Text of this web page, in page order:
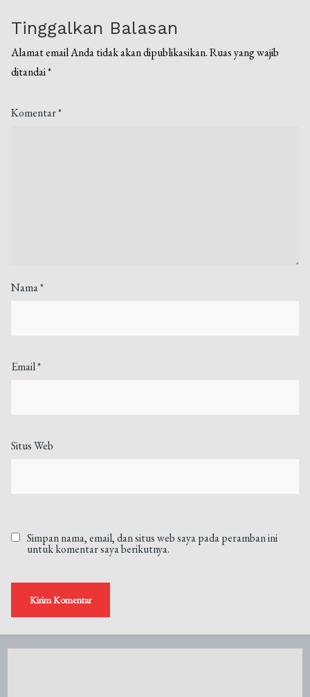
Tinggalkan Balasan
Alamat email Anda tidak akan dipublikasikan. Ruas yang wajib
ditandai*
Komentar*
Nama*
Email*
Situs Web
Simpan nama, email, dan situs web saya pada peramban ini
untuk komentar saya berikutnya.